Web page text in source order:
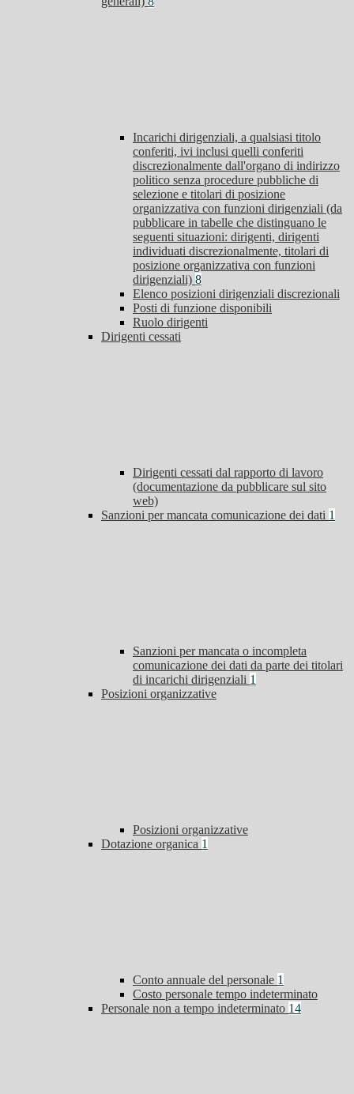
Incarichi dirigenziali, a qualsiasi titolo
conferiti, ivi inclusi quelli conferiti
discrezionalmente dall'organo di indirizzo
politico senza procedure pubbliche di
selezione e titolari di posizione
organizzativa con funzioni dirigenziali (da
pubblicare in tabelle che distinguano le
seguenti situazioni: dirigenti, dirigenti
individuati discrezionalmente, titolari di
posizione organizzativa con funzioni
dirigenziali) 8
Elenco posizioni dirigenziali discrezionali
Posti di funzione disponibili
Ruolo dirigenti
Dirigenti cessati
Dirigenti cessati dal rapporto di lavoro
(documentazione da pubblicare sul sito
web)
Sanzioni per mancata comunicazione dei dati 1
Sanzioni per mancata o incompleta
comunicazione dei dati da parte dei titolari
di incarichi dirigenziali 1
Posizioni organizzative
Posizioni organizzative
Dotazione organica 1
Conto annuale del personale 1
Costo personale tempo indeterminato
Personale non a tempo indeterminato 14